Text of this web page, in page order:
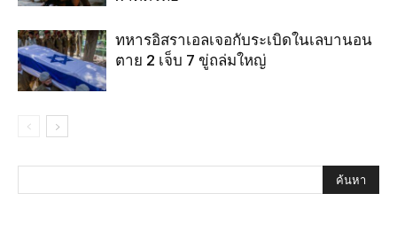
ทหารอิสราเอลเจอกับระเบิดในเลบานอน
ตาย 2 เจ็บ 7 ขู่ถล่มใหญ่